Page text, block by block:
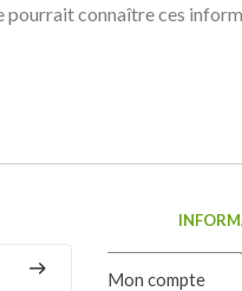
pourrait connaître ces
Mon compte